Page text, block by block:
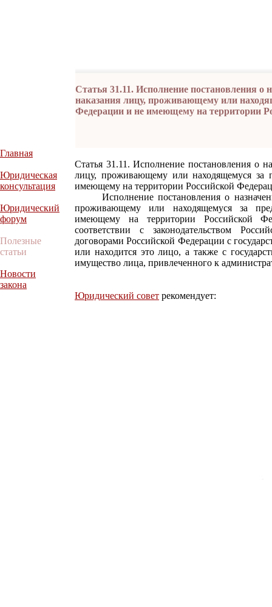
Статья 31.11. Исполнение постановления о
наказания лицу, проживающему или
Федерации и не имеющему на территории
Главная
Юридическая
консультация
Юридический
форум
Полезные
статьи
Новости
закона
Статья 31.11. Исполнение постановления о
лицу, проживающему или находящемуся за
имеющему на территории Российской
Исполнение постановления о
проживающему или находящемуся за
имеющему на территории Российской
соответствии с законодательством
договорами Российской Федерации с
или находится это лицо, а также с
имущество лица, привлеченного к
Юридический совет рекомендует: